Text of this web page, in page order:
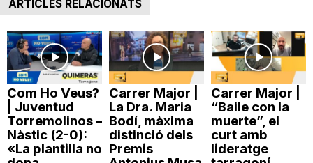
ARTICLES RELACIONATS
Com Ho Veus?
| Juventud
Torremolinos –
Nàstic (2-0):
«La plantilla no
Carrer Major |
La Dra. Maria
Bodí, màxima
distinció dels
Premis
Carrer Major |
“Baile con la
muerte”, el
curt amb
lideratge